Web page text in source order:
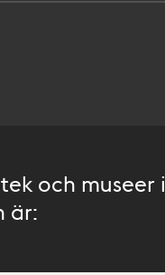
och museer i
är: